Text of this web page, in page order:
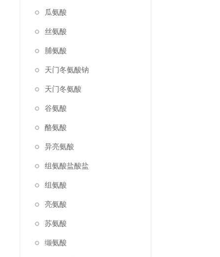
瓜氨酸
丝氨酸
脯氨酸
天门冬氨酸钠
天门冬氨酸
谷氨酸
酪氨酸
异亮氨酸
组氨酸盐酸盐
组氨酸
亮氨酸
苏氨酸
缬氨酸